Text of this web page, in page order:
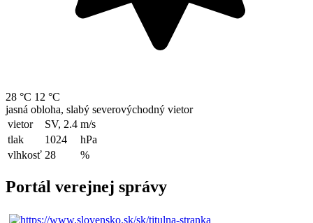
28 °C 12 °C
jasná obloha, slabý severovýchodný vietor
vietor
SV, 2.4 m/s
tlak
1024
hPa
vlhkosť 28 %
Portál verejnej správy